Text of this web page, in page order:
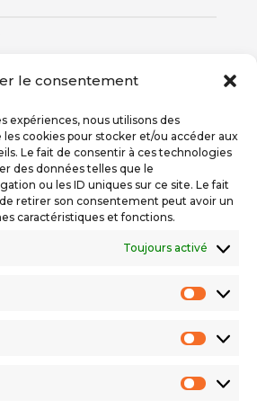
le consentement
expériences, nous utilisons des
cookies pour stocker et/ou accéder aux
Le fait de consentir à ces technologies
des données telles que le
ou les ID uniques sur ce site. Le fait
retirer son consentement peut avoir un
caractéristiques et fonctions.
Toujours activé